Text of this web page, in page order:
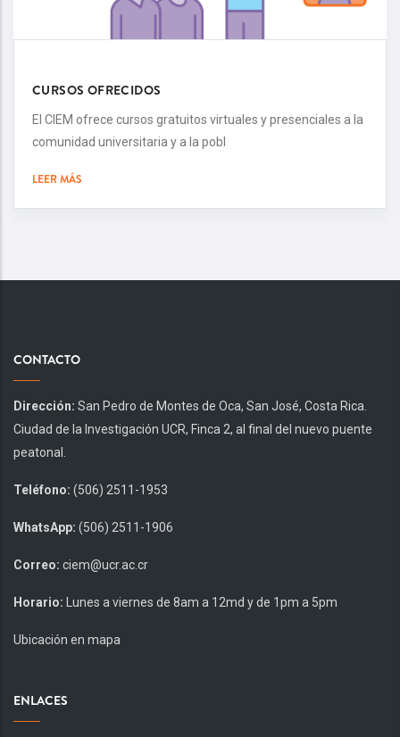
CURSOS OFRECIDOS
El CIEM ofrece cursos gratuitos virtuales y presenciales a la
comunidad universitaria y a la pobl
LEER MÁS
CONTACTO
Dirección: San Pedro de Montes de Oca, San José, Costa Rica.
Ciudad de la Investigación UCR, Finca 2, al final del nuevo puente
peatonal.
Teléfono: (506) 2511-1953
WhatsApp: (506) 2511-1906
Correo: ciem@ucr.ac.cr
Horario: Lunes a viernes de 8am a 12md y de 1pm a 5pm
Ubicación en mapa
ENLACES